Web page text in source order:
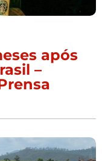
após
–